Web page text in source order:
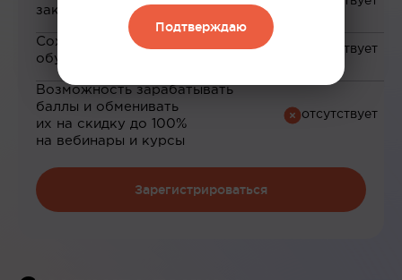
закладки
Сохранение прогресса по
обучению
Возможность зарабатывать
баллы и обменивать
их на скидку до 100%
на вебинары и курсы
Зарегистрироваться
Подтверждаю